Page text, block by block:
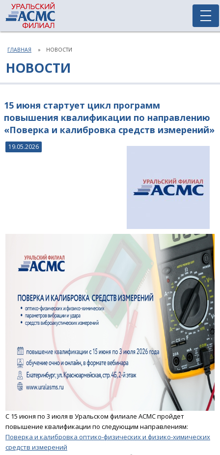
ГЛАВНАЯ НОВОСТИ
НОВОСТИ
15 июня стартует цикл программ
повышения квалификации по направлению
«Поверка и калибровка средств измерений»
19.05.2026
С 15 июня по 3 июля в Уральском филиале АСМС пройдет
повышение квалификации по следующим направлениям:
Поверка и калибровка оптико-физических и физико-химических
средств измерений